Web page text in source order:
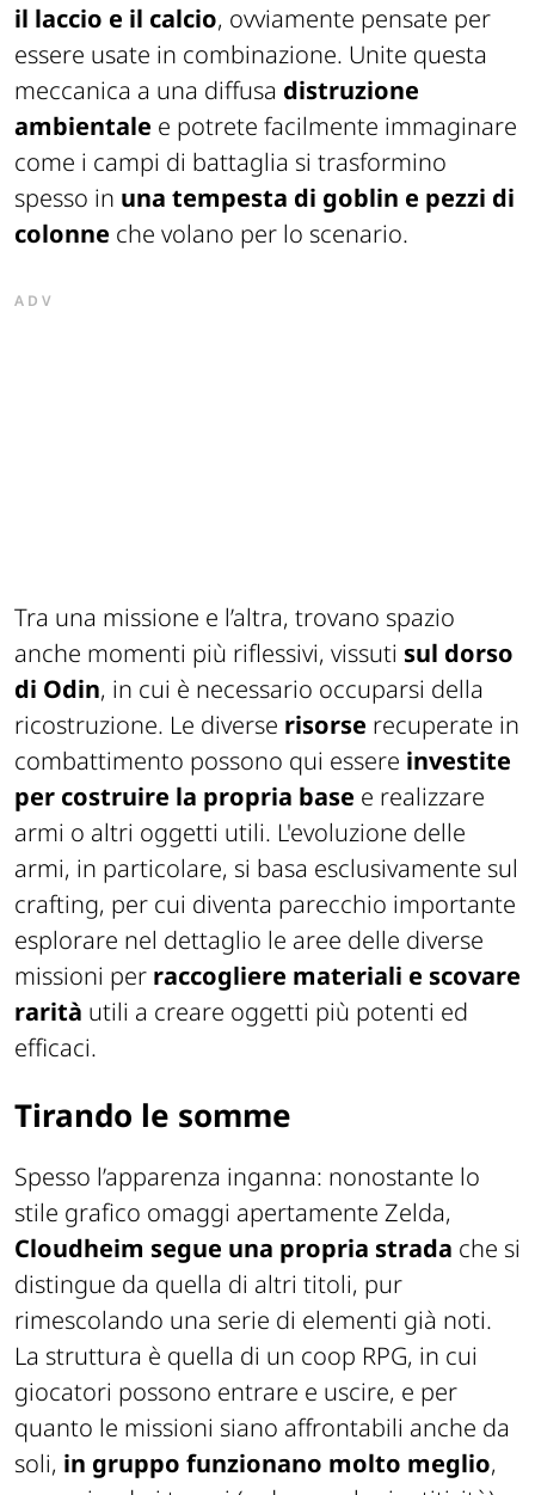
il laccio e il calcio, ovviamente pensate per
essere usate in combinazione. Unite questa
meccanica a una diffusa distruzione
ambientale e potrete facilmente immaginare
come i campi di battaglia si trasformino
spesso in una tempesta di goblin e pezzi di
colonne che volano per lo scenario.
ADV
Tra una missione e l’altra, trovano spazio
anche momenti più riflessivi, vissuti sul dorso
di Odin, in cui è necessario occuparsi della
ricostruzione. Le diverse risorse recuperate in
combattimento possono qui essere investite
per costruire la propria base e realizzare
armi o altri oggetti utili. L'evoluzione delle
armi, in particolare, si basa esclusivamente sul
crafting, per cui diventa parecchio importante
esplorare nel dettaglio le aree delle diverse
missioni per raccogliere materiali e scovare
rarità utili a creare oggetti più potenti ed
efficaci.
Tirando le somme
Spesso l’apparenza inganna: nonostante lo
stile grafico omaggi apertamente Zelda,
Cloudheim segue una propria strada che si
distingue da quella di altri titoli, pur
rimescolando una serie di elementi già noti.
La struttura è quella di un coop RPG, in cui
giocatori possono entrare e uscire, e per
quanto le missioni siano affrontabili anche da
soli, in gruppo funzionano molto meglio,